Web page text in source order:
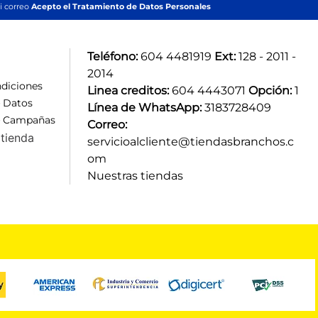
correo Acepto el Tratamiento de Datos Personales
Datos
Teléfono: 604 4481919 Ext: 128 - 2011 -
2014
Linea creditos: 604 4443071 Opción: 1
Línea de WhatsApp: 3183728409
Correo:
servicioalcliente@tiendasbranchos.c
om
Nuestras tiendas